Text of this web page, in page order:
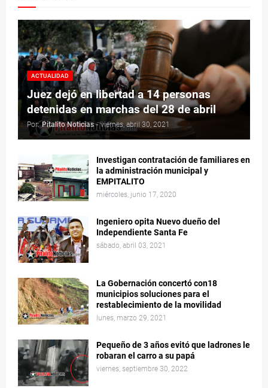
ACTUALIDAD
Juez dejó en libertad a 14 personas
detenidas en marchas del 28 de abril
Por: Pitalito Noticias - viernes, abril 30, 2021
Investigan contratación de familiares en
la administración municipal y
EMPITALITO
miércoles, junio 17, 2020
Ingeniero opita Nuevo dueño del
Independiente Santa Fe
sábado, abril 03, 2021
La Gobernación concertó con18
municipios soluciones para el
restablecimiento de la movilidad
lunes, marzo 29, 2021
Pequeño de 3 años evitó que ladrones le
robaran el carro a su papá
viernes, septiembre 30, 2022